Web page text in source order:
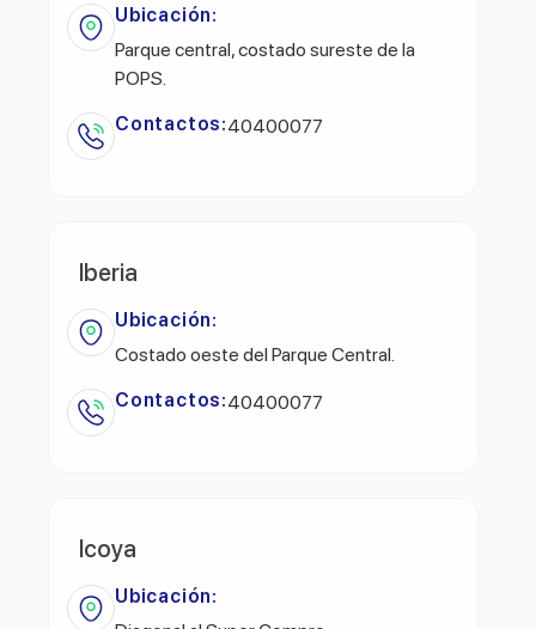
Ubicación:
Parque central, costado sureste de la
POPS.
Contactos:40400077
Iberia
Ubicación:
Costado oeste del Parque Central.
Contactos:40400077
Icoya
Ubicación: